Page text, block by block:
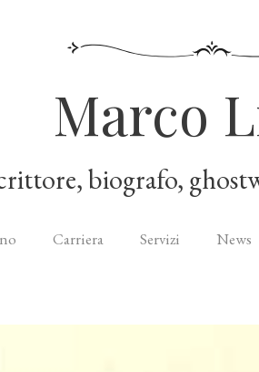
Marco
biografo,
Carriera Servizi News